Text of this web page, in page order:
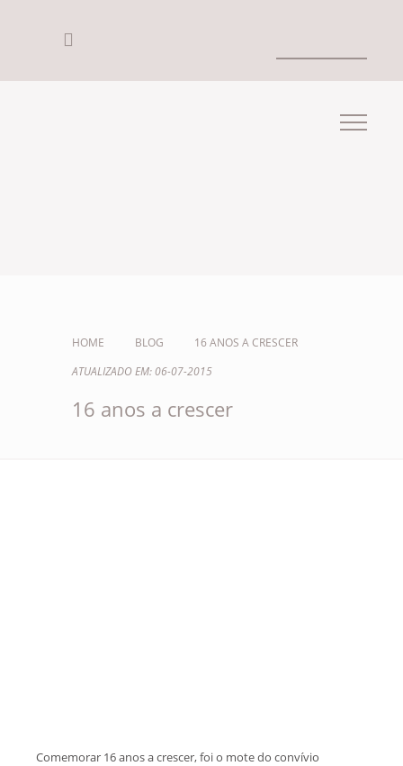
HOME BLOG
16 ANOS A CRESCER
ATUALIZADO EM: 06-07-2015
16 anos a crescer
Comemorar 16 anos a crescer, foi o mote do convívio